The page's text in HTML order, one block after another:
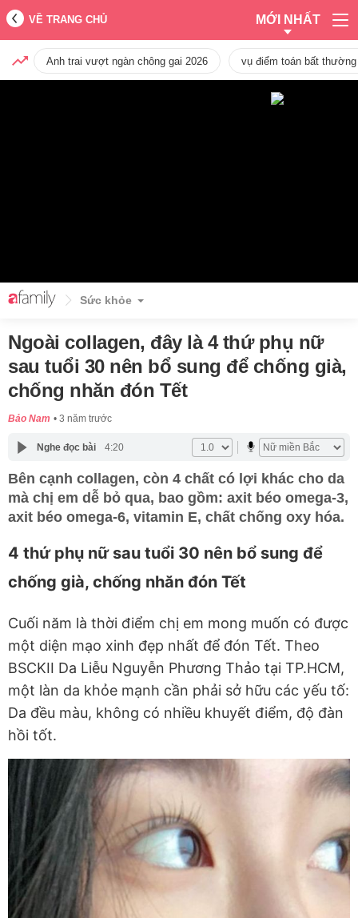
VỀ TRANG CHỦ MỚI NHẤT
Anh trai vượt ngàn chông gai 2026 vụ điểm toán bất
Sức khỏe
Ngoài collagen, đây là 4 thứ phụ nữ
sau tuổi 30 nên bổ sung để chống già,
chống nhăn đón Tết
Bảo Nam 3 năm trước
Nghe đọc bài 4:20
Bên cạnh collagen, còn 4 chất có lợi khác cho da
mà chị em dễ bỏ qua, bao gồm: axit béo omega-3,
axit béo omega-6, vitamin E, chất chống oxy hóa.
4 thứ phụ nữ sau tuổi 30 nên bổ sung để
chống già, chống nhăn đón Tết
Cuối năm là thời điểm chị em mong muốn có được
một diện mạo xinh đẹp nhất để đón Tết. Theo
BSCKII Da Liễu Nguyễn Phương Thảo tại TP.HCM,
một làn da khỏe mạnh cần phải sở hữu các yếu tố:
Da đều màu, không có nhiều khuyết điểm, độ đàn
hồi tốt.